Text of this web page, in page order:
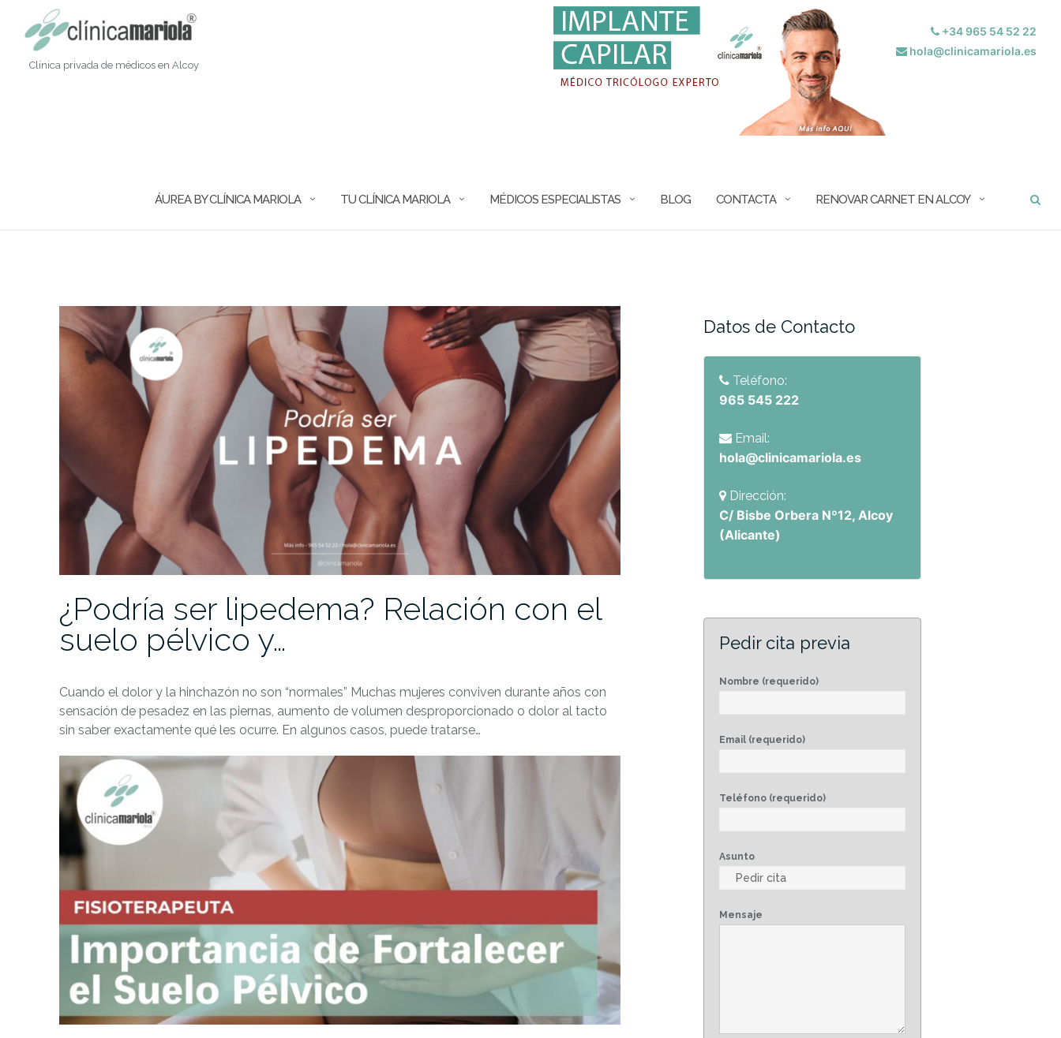
contenido
Clínica privada de médicos en Alcoy
+34 965 54 52 22
hola@clinicamariola.es
ÁUREA BY CLÍNICA MARIOLA TU CLÍNICA MARIOLA MÉDICOS ESPECIALISTAS BLOG CONTACTA RENOVAR CARNET EN ALCOY
¿Podría ser lipedema? Relación con el
suelo pélvico y…
Cuando el dolor y la hinchazón no son “normales” Muchas mujeres conviven durante años con
sensación de pesadez en las piernas, aumento de volumen desproporcionado o dolor al tacto
sin saber exactamente qué les ocurre. En algunos casos, puede tratarse…
Datos de Contacto
Teléfono:
965 545 222
Email:
hola@clinicamariola.es
Dirección:
C/ Bisbe Orbera Nº12, Alcoy
(Alicante)
Pedir cita previa
Nombre (requerido)
Email (requerido)
Teléfono (requerido)
Asunto
Mensaje